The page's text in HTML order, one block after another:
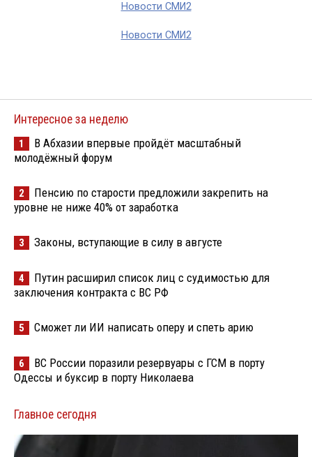
Новости СМИ2
Новости СМИ2
Интересное за неделю
1
В Абхазии впервые пройдёт масштабный
молодёжный форум
2
Пенсию по старости предложили закрепить на
уровне не ниже 40% от заработка
3 Законы, вступающие в силу в августе
4
Путин расширил список лиц с судимостью для
заключения контракта с ВС РФ
5 Сможет ли ИИ написать оперу и спеть арию
6
ВС России поразили резервуары с ГСМ в порту
Одессы и буксир в порту Николаева
Главное сегодня